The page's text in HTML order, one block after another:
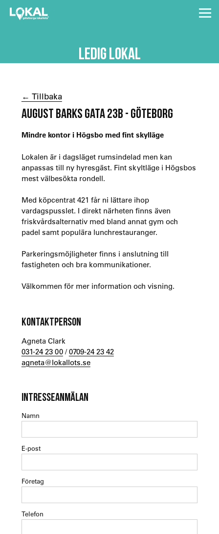
LEDIG LOKAL
← Tillbaka
AUGUST BARKS GATA 23B - GÖTEBORG
Mindre kontor i Högsbo med fint skylläge
Lokalen är i dagsläget rumsindelad men kan
anpassas till ny hyresgäst. Fint skyltläge i Högsbos
mest välbesökta rondell.
Med köpcentrat 421 får ni lättare ihop
vardagspusslet. I direkt närheten finns även
friskvårdsalternativ med bland annat gym och
padel samt populära lunchrestauranger.
Parkeringsmöjligheter finns i anslutning till
fastigheten och bra kommunikationer.
Välkommen för mer information och visning.
KONTAKTPERSON
Agneta Clark
031-24 23 00/0709-24 23 42
agneta@lokallots.se
INTRESSEANMÄLAN
Namn
E-post
Företag
Telefon